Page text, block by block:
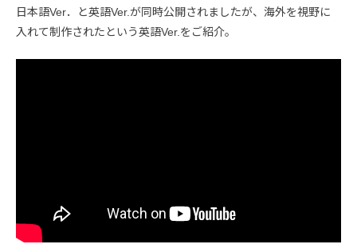
日本語Ver．と英語Ver.が同時公開されましたが、海外を視野に
入れて制作されたという英語Ver.をご紹介。